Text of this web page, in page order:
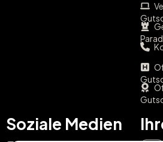
Soziale Medien